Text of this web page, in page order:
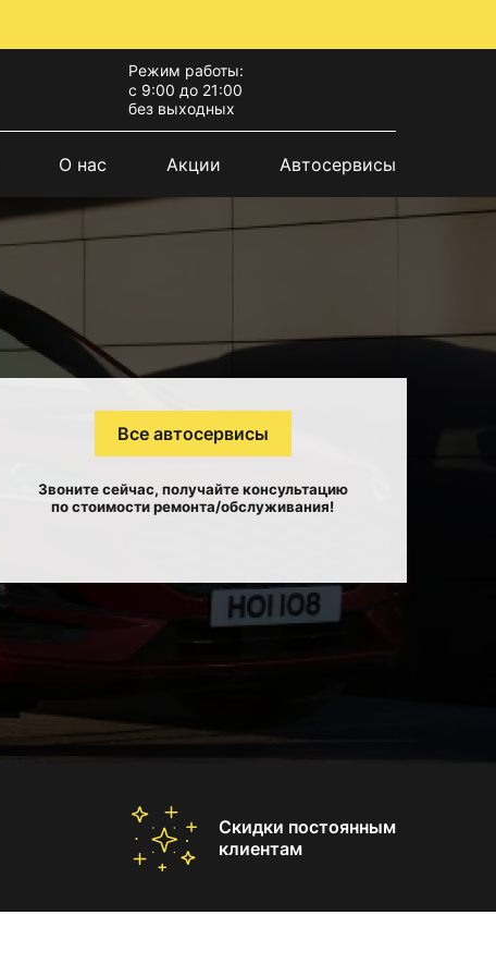
Режим работы:
с 9:00 до 21:00
без выходных
О нас Акции Автосервисы
Все автосервисы
Звоните сейчас, получайте консультацию
по стоимости ремонта/обслуживания!
Скидки постоянным
клиентам